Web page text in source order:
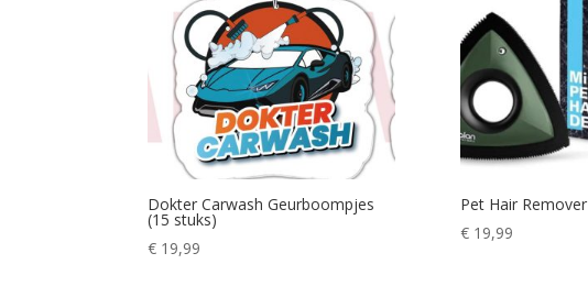
Dokter Carwash Geurboompjes
(15 stuks)
€ 19,99
Pet Hair Remover
€19,99